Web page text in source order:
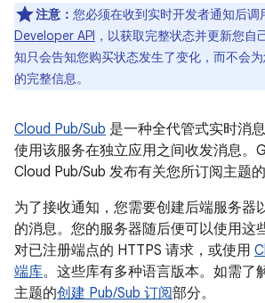
注意： 您必须在收到实时开发者通知后调
Developer API ，以获取完整状态并更新您自
知只会告知您购买状态发生了变化，而不会
的完整信息。
Cloud Pub/Sub 是一种全代管式实时消
使用该服务在独立应用之间收发消息。
Cloud Pub/Sub 发布有关您所订阅主题的
为了接收通知，您需要创建后端服务器
的消息。您的服务器随后便可以使用这
对已注册端点的 HTTPS 请求，或使用
端库。这些库有多种语言版本。如需了
主题的创建 Pub/Sub 订阅部分。